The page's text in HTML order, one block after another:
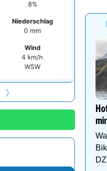
8%
Niederschlag
0 mm
Wind
4 km/h
WSW